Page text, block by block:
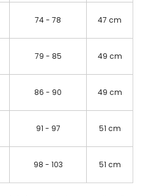
74 - 78 47 cm
79 - 85 49 cm
86 - 90 49 cm
91 - 97 51 cm
98 - 103 51 cm